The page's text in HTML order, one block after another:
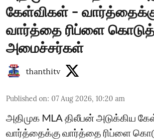
கேள்விகள் -
வார்த்தை ரிப்ளை
அமைச்சர்கள்
thanthitv
Published on: 07 Aug 2026, 10:20 am
அதிமுக MLA திலீபன் அடுக்கிய
வார்த்தைக்கு வார்த்தை ரிப்ளை